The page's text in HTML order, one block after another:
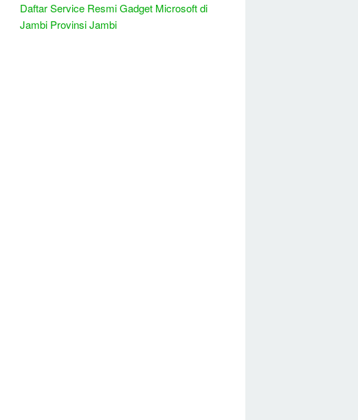
Daftar Service Resmi Gadget Microsoft di
Jambi Provinsi Jambi